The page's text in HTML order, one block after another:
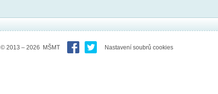
© 2013 – 2026 MŠMT Nastavení soubrů cookies